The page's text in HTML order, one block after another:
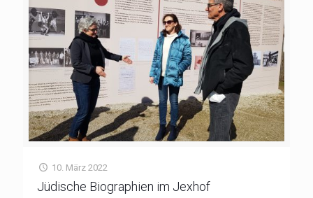
10. März 2022
Jüdische Biographien im Jexhof